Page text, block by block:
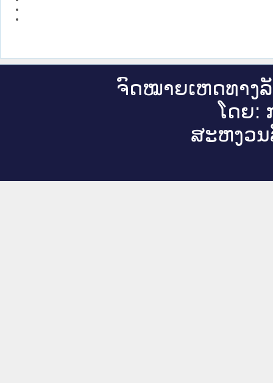
ຈົດ​ໝາຍ​ເຫດ​ທາງ​
ໂດຍ:
ສະ​ຫງວນ​